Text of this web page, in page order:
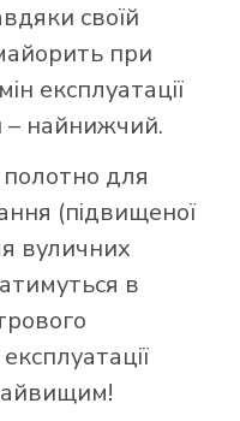
своїй
при
експлуатації
– найнижчий.
полотно для
(підвищеної
вуличних
в